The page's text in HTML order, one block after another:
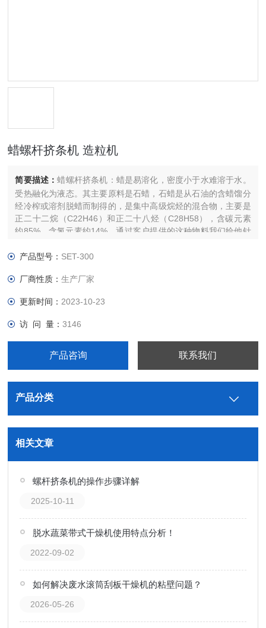
蜡螺杆挤条机 造粒机
简要描述：蜡螺杆挤条机：蜡是易溶化，密度小于水难溶于水。
受热融化为液态。其主要原料是石蜡，石蜡是从石油的含蜡馏分
经冷榨或溶剂脱蜡而制得的，是集中高级烷烃的混合物，主要是
正二十二烷（C22H46）和正二十八烃（C28H58），含碳元素
约85%，含氢元素约14%。通过客户提供的这种物料我们给他针
产品型号： SET-300
厂商性质：生产厂家
更新时间： 2023-10-23
访 问 量：3146
产品咨询 联系我们
产品分类
相关文章
螺杆挤条机的操作步骤详解
2025-10-11
脱水蔬菜带式干燥机使用特点分析！
2022-09-02
如何解决废水滚筒刮板干燥机的粘壁问题？
2026-05-26